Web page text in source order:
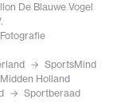
De Blauwe Vogel
SportsMind
Holland
Sportberaad